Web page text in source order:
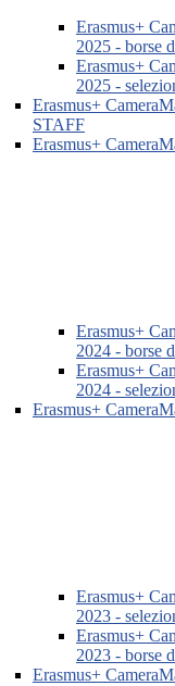
Erasmus+
2025 - borse
Erasmus+
2025 -
Erasmus+
STAFF
Erasmus+
Erasmus+
2024 - borse
Erasmus+
2024 -
Erasmus+
Erasmus+
2023 -
Erasmus+
2023 - borse
Erasmus+